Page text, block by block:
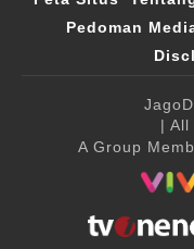
Pedoman
| All
A Group